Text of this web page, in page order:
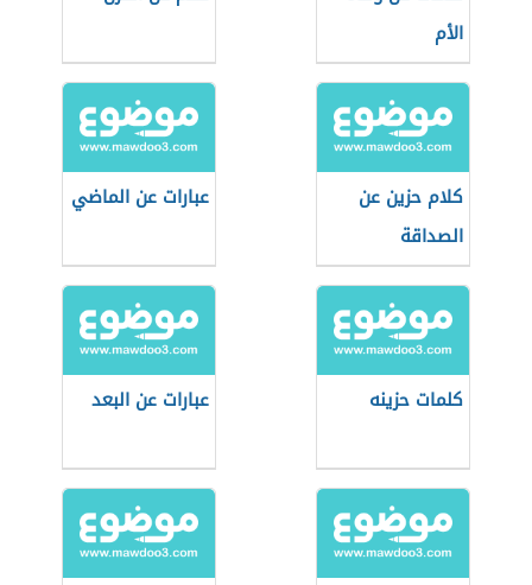
الأم
كلام حزين عن
الصداقة
عبارات عن الماضي
كلمات حزينه عبارات عن البعد